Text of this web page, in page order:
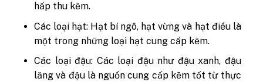
hấp thu kẽm.
Các loại hạt: Hạt bí ngô, hạt vừng và hạt điều là
một trong những loại hạt cung cấp kẽm.
Các loại đậu: Các loại đậu như đậu xanh, đậu
lăng và đậu là nguồn cung cấp kẽm tốt từ thực